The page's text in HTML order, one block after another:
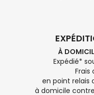
À
Expédié*
Frais
en point relais
à domicile